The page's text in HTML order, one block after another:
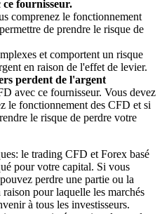
ce fournisseur.
comprenez le fonctionnement
de prendre le risque de
et comportent un risque
en raison de l'effet de levier.
perdent de l'argent
avec ce fournisseur. Vous devez
le fonctionnement des CFD et si
le risque de perdre votre
le trading CFD et Forex basé
pour votre capital. Si vous
perdre une partie ou la
pour laquelle les marchés
à tous les investisseurs.